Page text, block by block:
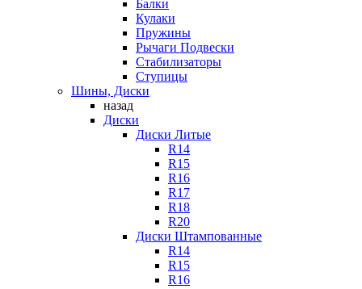
Балки
Кулаки
Пружины
Рычаги Подвески
Стабилизаторы
Ступицы
Шины, Диски
назад
Диски
Диски Литые
R14
R15
R16
R17
R18
R20
Диски Штампованные
R14
R15
R16